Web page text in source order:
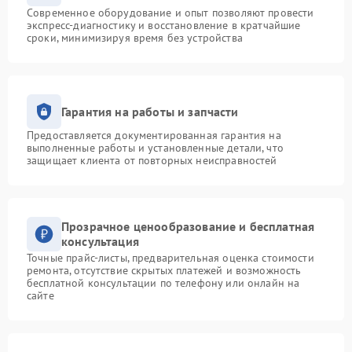
Современное оборудование и опыт позволяют провести
экспресс-диагностику и восстановление в кратчайшие
сроки, минимизируя время без устройства
Гарантия на работы и запчасти
Предоставляется документированная гарантия на
выполненные работы и установленные детали, что
защищает клиента от повторных неисправностей
Прозрачное ценообразование и бесплатная
консультация
Точные прайс-листы, предварительная оценка стоимости
ремонта, отсутствие скрытых платежей и возможность
бесплатной консультации по телефону или онлайн на
сайте